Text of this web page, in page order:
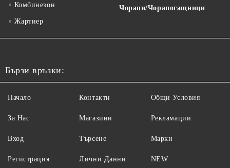
Комбинезон
Жартиер
Чорапи/Чорапогащници
Бързи връзки:
Начало
За Нас
Вход
Регистрация
Контакти
Магазини
Търсене
Лични Данни
Общи Условия
Рекламации
Марки
NEW